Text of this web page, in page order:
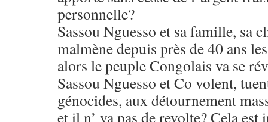
personnelle?
Sassou Nguesso et sa famille, sa
malmène depuis près de 40 ans
alors le peuple Congolais va se
Sassou Nguesso et Co volent,
génocides, aux détournement
et il n’ ya pas de revolte? Cela